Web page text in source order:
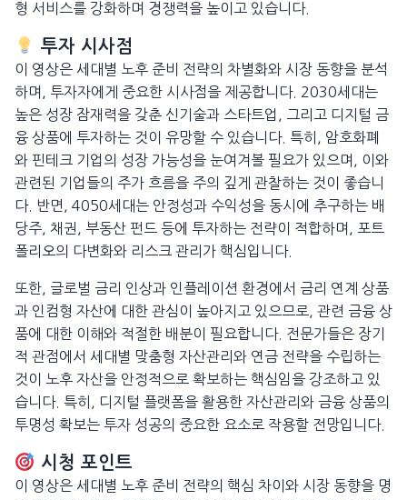
형 서비스를 강화하며 경쟁력을 높이고 있습니다.
투자 시사점
이 영상은 세대별 노후 준비 전략의 차별화와 시장 동향을 분석
하며, 투자자에게 중요한 시사점을 제공합니다. 2030세대는
높은 성장 잠재력을 갖춘 신기술과 스타트업, 그리고 디지털 금
융 상품에 투자하는 것이 유망할 수 있습니다. 특히, 암호화폐
와 핀테크 기업의 성장 가능성을 눈여겨볼 필요가 있으며, 이와
관련된 기업들의 주가 흐름을 주의 깊게 관찰하는 것이 좋습니
다. 반면, 4050세대는 안정성과 수익성을 동시에 추구하는 배
당주, 채권, 부동산 펀드 등에 투자하는 전략이 적합하며, 포트
폴리오의 다변화와 리스크 관리가 핵심입니다.
또한, 글로벌 금리 인상과 인플레이션 환경에서 금리 연계 상품
과 인컴형 자산에 대한 관심이 높아지고 있으므로, 관련 금융 상
품에 대한 이해와 적절한 배분이 필요합니다. 전문가들은 장기
적 관점에서 세대별 맞춤형 자산관리와 연금 전략을 수립하는
것이 노후 자산을 안정적으로 확보하는 핵심임을 강조하고 있
습니다. 특히, 디지털 플랫폼을 활용한 자산관리와 금융 상품의
투명성 확보는 투자 성공의 중요한 요소로 작용할 전망입니다.
시청 포인트
이 영상은 세대별 노후 준비 전략의 핵심 차이와 시장 동향을 명